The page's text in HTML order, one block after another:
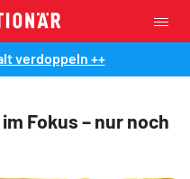
verdoppeln ++
Fokus – nur noch